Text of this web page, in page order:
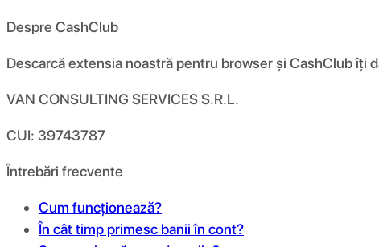
Despre CashClub
Descarcă extensia noastră pentru browser și CashClub îți
VAN CONSULTING SERVICES S.R.L.
CUI: 39743787
Întrebări frecvente
Cum funcționează?
În cât timp primesc banii în cont?